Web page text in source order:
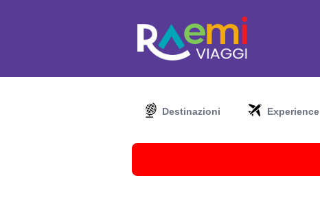
Destinazioni Experience